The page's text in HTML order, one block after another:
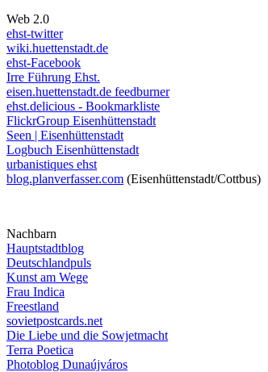
Web 2.0
ehst-twitter
wiki.huettenstadt.de
ehst-Facebook
Irre Führung Ehst.
eisen.huettenstadt.de feedburner
ehst.delicious - Bookmarkliste
FlickrGroup Eisenhüttenstadt
Seen | Eisenhüttenstadt
Logbuch Eisenhüttenstadt
urbanistiques ehst
blog.planverfasser.com (Eisenhüttenstadt/Cottbus)
Nachbarn
Hauptstadtblog
Deutschlandpuls
Kunst am Wege
Frau Indica
Freestland
sovietpostcards.net
Die Liebe und die Sowjetmacht
Terra Poetica
Photoblog Dunaújváros